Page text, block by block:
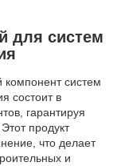
для систем
систем
состоит в
гарантируя
продукт
что делает
и